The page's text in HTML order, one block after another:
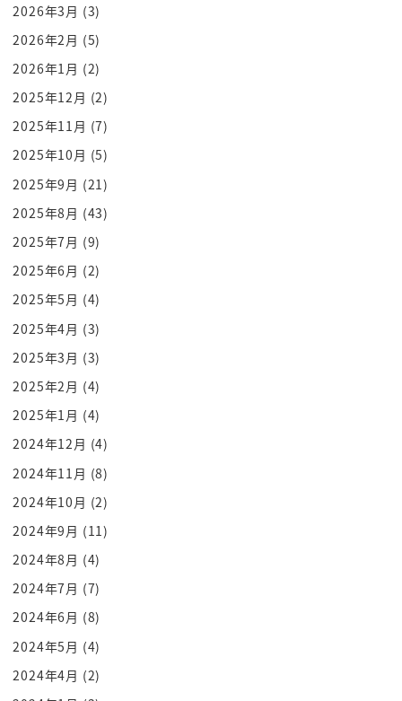
みたいなことが日本でも数で対称地であり
ましたねーそういった形でですね共産主義
ての非常にですね警戒されてた時代なん
ですけれどもその共産党っていうのは
いわゆる資本主義に対して
や労働者が価格面を期してですね労働者の
国を作ろうというですねまあそういう動き
つくったのがまさにソビエト連邦なわけ
ですよねその旧ソ連というものの後ろ盾を
得ながら
よしこのアフガニスタンも旧ソ連ぽい共産
主義生徒のしようと言うとクーデタ起こし
た
これからがアフガニスタンの争いに次ぐ
争いの始まりでございますねー
今共産主義生徒ねー
他の国とは訳が違うんですよ
アフガニスタンにをとってはですねとって
も脅威な存在だったんですなぜかそれは
アフガニスタン
場所で言うと中東ですね
中東なんですよいわゆるですね中央アジア
と言われる位なんだねカザフスタンとか
ですねトルクメニスタンとかなんとかした
ウズベキスタンみたいななんとかスター3
であるでしょなんとか型スタンの中の
2026年3月 (3)
2026年2月 (5)
2026年1月 (2)
2025年12月 (2)
2025年11月 (7)
2025年10月 (5)
2025年9月 (21)
2025年8月 (43)
2025年7月 (9)
2025年6月 (2)
2025年5月 (4)
2025年4月 (3)
2025年3月 (3)
2025年2月 (4)
2025年1月 (4)
2024年12月 (4)
2024年11月 (8)
2024年10月 (2)
2024年9月 (11)
2024年8月 (4)
2024年7月 (7)
2024年6月 (8)
2024年5月 (4)
2024年4月 (2)